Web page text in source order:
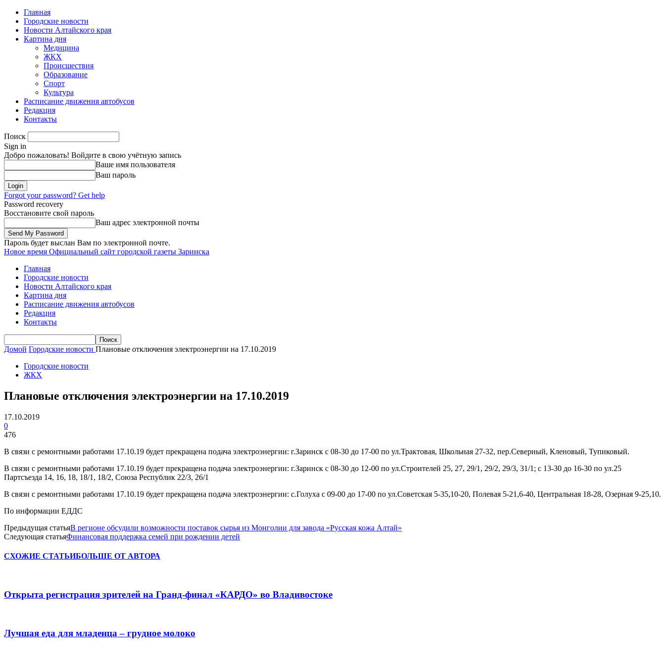
Главная
Городские новости
Новости Алтайского края
Картина дня
Медицина
ЖКХ
Происшествия
Образование
Спорт
Культура
Расписание движения автобусов
Редакция
Контакты
Поиск
Sign in
Добро пожаловать! Войдите в свою учётную запись
Ваше имя пользователя
Ваш пароль
Forgot your password? Get help
Password recovery
Восстановите свой пароль
Ваш адрес электронной почты
Пароль будет выслан Вам по электронной почте.
Новое время Официальный сайт городской газеты Заринска
Главная
Городские новости
Новости Алтайского края
Картина дня
Расписание движения автобусов
Редакция
Контакты
Домой Городские новости Плановые отключения электроэнергии на 17.10.2019
Городские новости
ЖКХ
Плановые отключения электроэнергии на 17.10.2019
17.10.2019
0
476
В связи с ремонтными работами 17.10.19 будет прекращена подача электроэнергии: г.Заринск с 08-30 до 17-00 по ул.Трактовая, Школьная 27-32, пер.Северный, Кленовый, Тупиковый.
В связи с ремонтными работами 17.10.19 будет прекращена подача электроэнергии: г.Заринск с 08-30 до 12-00 по ул.Строителей 25, 27, 29/1, 29/2, 29/3, 31/1; с 13-30 до 16-30 по ул.25
Партсъезда 14, 16, 18, 18/1, 18/2, Союза Республик 22/3, 26/1
В связи с ремонтными работами 17.10.19 будет прекращена подача электроэнергии: с.Голуха с 09-00 до 17-00 по ул.Советская 5-35,10-20, Полевая 5-21,6-40, Центральная 18-28, Озерная 9-25,10.
По информации ЕДДС
Предыдущая статьяВ регионе обсудили возможности поставок сырья из Монголии для завода «Русская кожа Алтай»
Следующая статьяФинансовая поддержка семей при рождении детей
СХОЖИЕ СТАТЬИБОЛЬШЕ ОТ АВТОРА
Открыта регистрация зрителей на Гранд-финал «КАРДО» во Владивостоке
Лучшая еда для младенца – грудное молоко